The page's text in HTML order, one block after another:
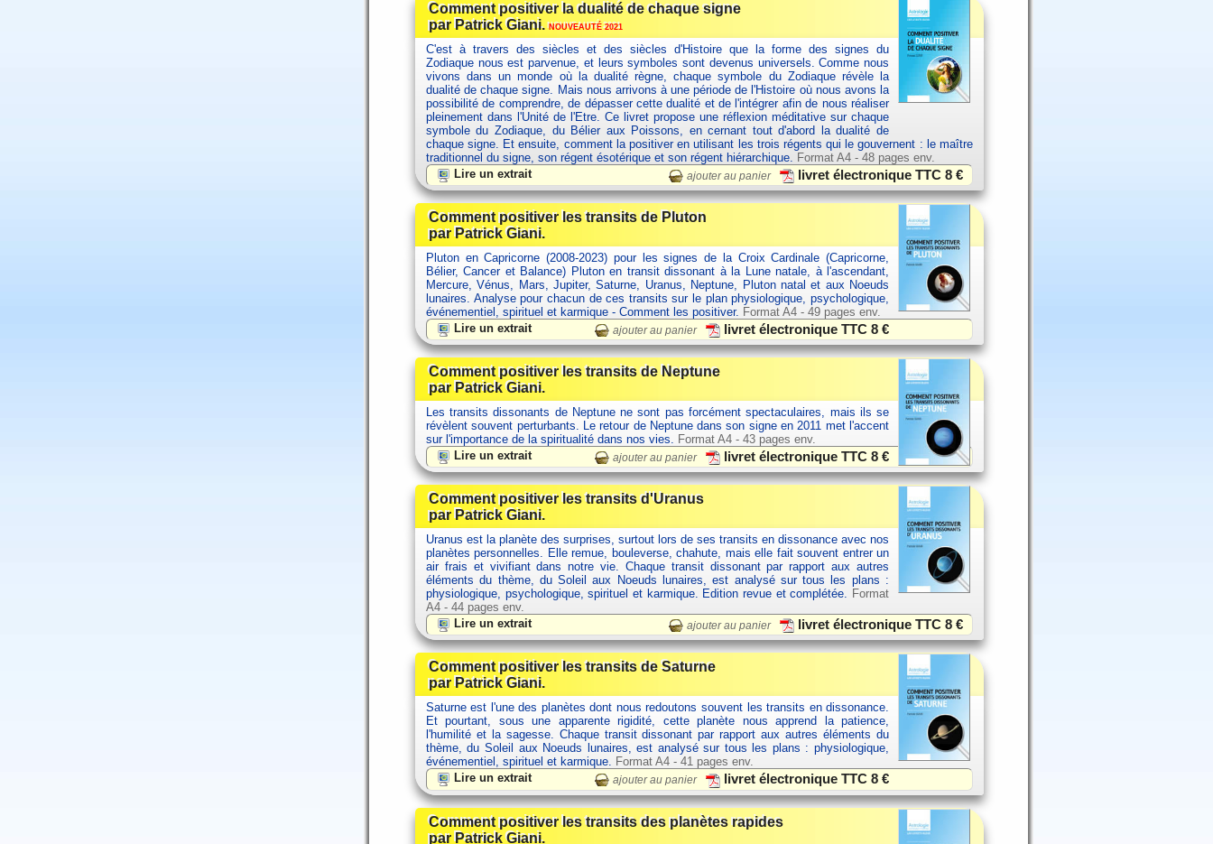
Comment positiver la dualité de chaque signe
par Patrick Giani.NOUVEAUTÉ 2021
C'est à travers des siècles et des siècles d'Histoire que la forme des signes du
Zodiaque nous est parvenue, et leurs symboles sont devenus universels. Comme nous
vivons dans un monde où la dualité règne, chaque symbole du Zodiaque révèle la
dualité de chaque signe. Mais nous arrivons à une période de l'Histoire où nous avons la
possibilité de comprendre, de dépasser cette dualité et de l'intégrer afin de nous réaliser
pleinement dans l'Unité de l'Etre. Ce livret propose une réflexion méditative sur chaque
symbole du Zodiaque, du Bélier aux Poissons, en cernant tout d'abord la dualité de
chaque signe. Et ensuite, comment la positiver en utilisant les trois régents qui le gouvernent : le maître
traditionnel du signe, son régent ésotérique et son régent hiérarchique. Format A4 - 48 pages env.
Lire un extrait
ajouter au panier livret électronique TTC8 €
Comment positiver les transits de Pluton
par Patrick Giani.
Pluton en Capricorne (2008-2023) pour les signes de la Croix Cardinale (Capricorne,
Bélier, Cancer et Balance) Pluton en transit dissonant à la Lune natale, à l'ascendant,
Mercure, Vénus, Mars, Jupiter, Saturne, Uranus, Neptune, Pluton natal et aux Noeuds
lunaires. Analyse pour chacun de ces transits sur le plan physiologique, psychologique,
événementiel, spirituel et karmique - Comment les positiver. Format A4 - 49 pages env.
Lire un extrait
ajouter au panier livret électronique TTC8 €
Comment positiver les transits de Neptune
par Patrick Giani.
Les transits dissonants de Neptune ne sont pas forcément spectaculaires, mais ils se
révèlent souvent perturbants. Le retour de Neptune dans son signe en 2011 met l'accent
sur l'importance de la spiritualité dans nos vies. Format A4 - 43 pages env.
Lire un extrait
ajouter au panier livret électronique TTC8 €
Comment positiver les transits d'Uranus
par Patrick Giani.
Uranus est la planète des surprises, surtout lors de ses transits en dissonance avec nos
planètes personnelles. Elle remue, bouleverse, chahute, mais elle fait souvent entrer un
air frais et vivifiant dans notre vie. Chaque transit dissonant par rapport aux autres
éléments du thème, du Soleil aux Noeuds lunaires, est analysé sur tous les plans :
physiologique, psychologique, spirituel et karmique. Edition revue et complétée. Format
A4 - 44 pages env.
Lire un extrait
ajouter au panier livret électronique TTC8 €
Comment positiver les transits de Saturne
par Patrick Giani.
Saturne est l'une des planètes dont nous redoutons souvent les transits en dissonance.
Et pourtant, sous une apparente rigidité, cette planète nous apprend la patience,
l'humilité et la sagesse. Chaque transit dissonant par rapport aux autres éléments du
thème, du Soleil aux Noeuds lunaires, est analysé sur tous les plans : physiologique,
événementiel, spirituel et karmique. Format A4 - 41 pages env.
Lire un extrait
ajouter au panier livret électronique TTC8 €
Comment positiver les transits des planètes rapides
par Patrick Giani.